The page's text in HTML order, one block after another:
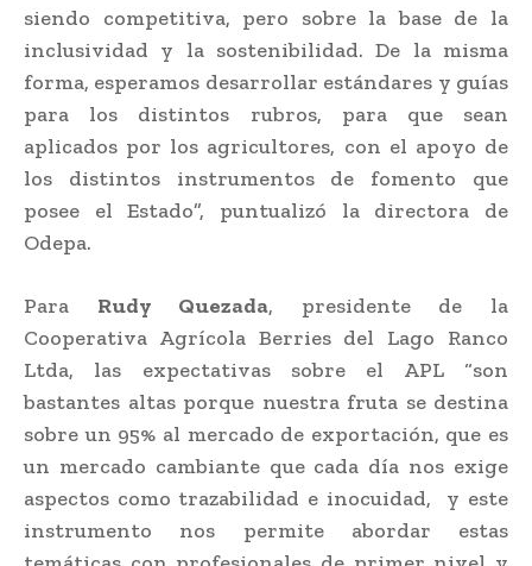
siendo competitiva, pero sobre la base de la
inclusividad y la sostenibilidad. De la misma
forma, esperamos desarrollar estándares y guías
para los distintos rubros, para que sean
aplicados por los agricultores, con el apoyo de
los distintos instrumentos de fomento que
posee el Estado”, puntualizó la directora de
Odepa.
Para Rudy Quezada, presidente de la
Cooperativa Agrícola Berries del Lago Ranco
Ltda, las expectativas sobre el APL “son
bastantes altas porque nuestra fruta se destina
sobre un 95% al mercado de exportación, que es
un mercado cambiante que cada día nos exige
aspectos como trazabilidad e inocuidad, y este
instrumento nos permite abordar estas